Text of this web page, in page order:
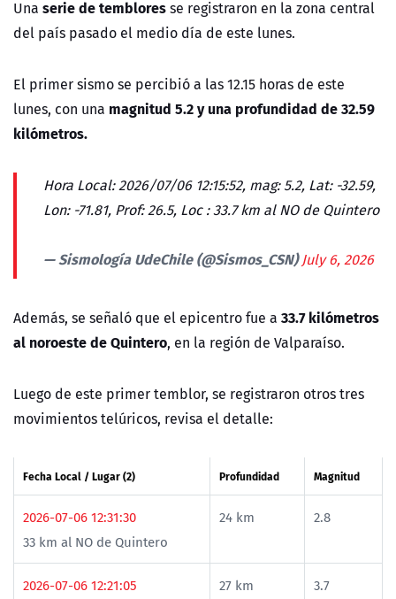
Una serie de tembloresse registraron en la zona central
del país pasado el medio día de este lunes.
El primer sismo se percibió a las 12.15 horas de este
lunes, con una magnitud 5.2 y una profundidad de 32.59
kilómetros.
Hora Local: 2026/07/06 12:15:52, mag: 5.2, Lat: -32.59,
Lon: -71.81, Prof: 26.5, Loc : 33.7 km al NO de Quintero
— Sismología UdeChile (@Sismos_CSN)July 6, 2026
Además, se señaló que el epicentro fue a 33.7 kilómetros
al noroeste de Quintero, en la región de Valparaíso.
Luego de este primer temblor, se registraron otros tres
movimientos telúricos, revisa el detalle:
Fecha Local / Lugar(2) Profundidad Magnitud
2026-07-06 12:31:30
33 km al NO de Quintero
24 km 2.8
2026-07-06 12:21:05
27 km 3.7